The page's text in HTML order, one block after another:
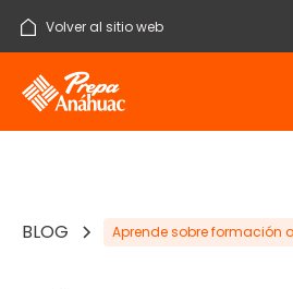
Volver al sitio web
BLOG Aprende sobre formación